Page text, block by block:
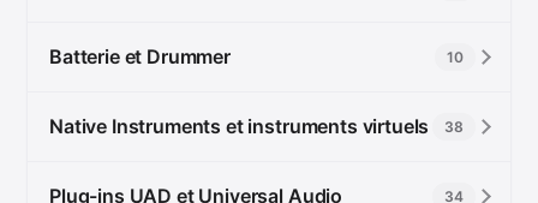
Batterie et Drummer 10
Native Instruments et instruments virtuels 38
Plug-ins UAD et Universal Audio 34